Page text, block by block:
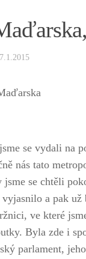
se vydali na
nás tato
se chtěli
a pak už
ve které
Byla zde i
parlament,